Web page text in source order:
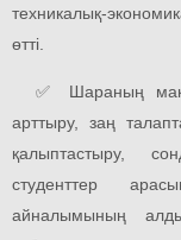
техникалық-
өтті.
✅ Шараның
арттыру, заң
қалыптастыру,
студенттер
айналымының